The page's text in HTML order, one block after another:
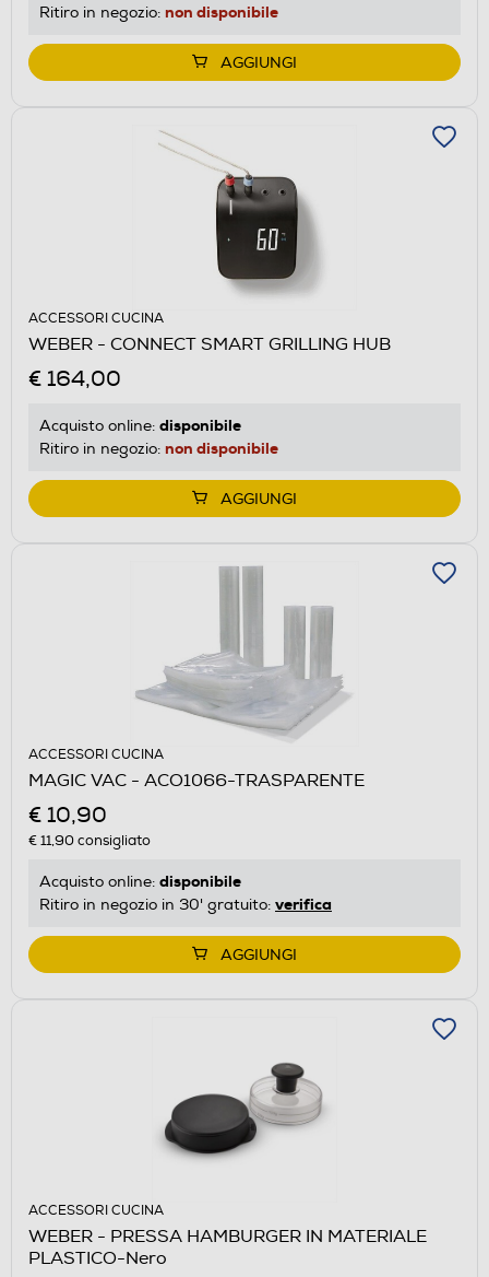
Ritiro in negozio: non disponibile
AGGIUNGI
ACCESSORI CUCINA
WEBER - CONNECT SMART GRILLING HUB
€ 164,00
Acquisto online: disponibile
Ritiro in negozio: non disponibile
AGGIUNGI
ACCESSORI CUCINA
MAGIC VAC - ACO1066-TRASPARENTE
€ 10,90
€ 11,90consigliato
Acquisto online: disponibile
Ritiro in negozio in 30' gratuito: verifica
AGGIUNGI
ACCESSORI CUCINA
WEBER - PRESSA HAMBURGER IN MATERIALE
PLASTICO-Nero